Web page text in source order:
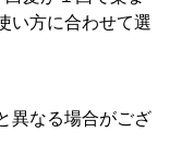
い方に合わせて選
異なる場合がござ